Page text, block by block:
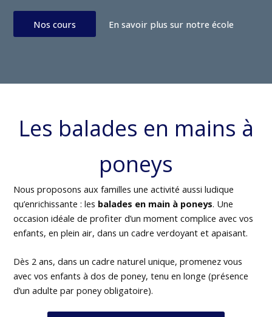
Nos cours En savoir plus sur notre école
Les balades en mains à
poneys
Nous proposons aux familles une activité aussi ludique
qu’enrichissante : les balades en main à poneys. Une
occasion idéale de profiter d’un moment complice avec vos
enfants, en plein air, dans un cadre verdoyant et apaisant.
Dès 2 ans, dans un cadre naturel unique, promenez vous
avec vos enfants à dos de poney, tenu en longe (présence
d’un adulte par poney obligatoire).